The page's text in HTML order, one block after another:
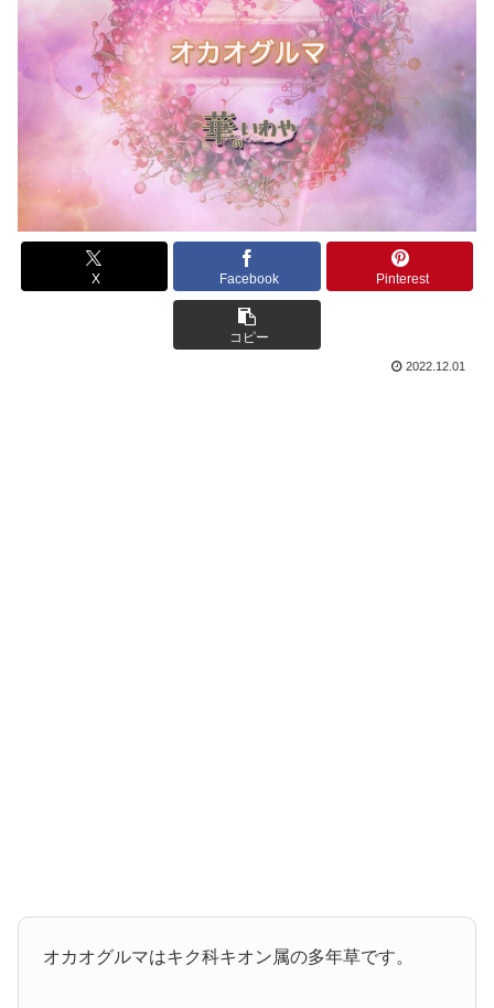
X Facebook Pinterest
コピー
2022.12.01
オカオグルマはキク科キオン属の多年草です。